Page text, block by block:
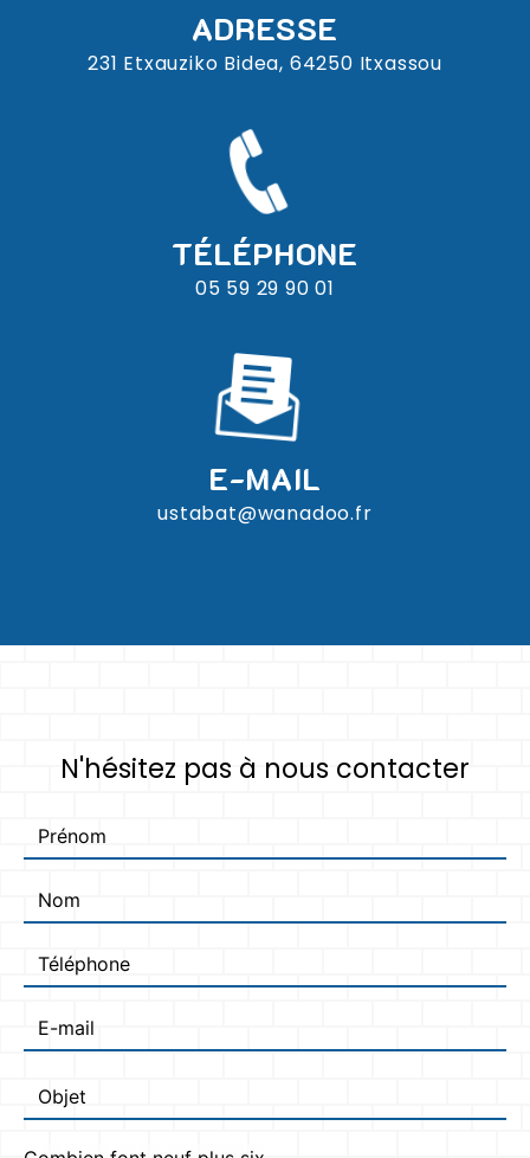
ADRESSE
231 Etxauziko Bidea, 64250 Itxassou
TÉLÉPHONE
05 59 29 90 01
E-MAIL
ustabat@wanadoo.fr
N'hésitez pas à nous contacter